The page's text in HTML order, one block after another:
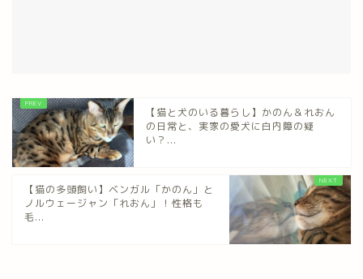
【猫と犬のいる暮らし】かのん＆れおん
の日常と、実家の愛犬に白内障の疑
い？...
【猫の多頭飼い】ベンガル「かのん」と
ノルウェージャン「れおん」！性格も
毛...